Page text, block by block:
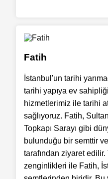
Fatih
İstanbul'un tarihi
tarihi yapıya ev
hizmetlerimiz ile tarihi
sağlıyoruz. Fatih,
Topkapı Sarayı gibi
bulunduğu bir semttir
tarafından ziyaret
zenginlikleri ile Fatih,